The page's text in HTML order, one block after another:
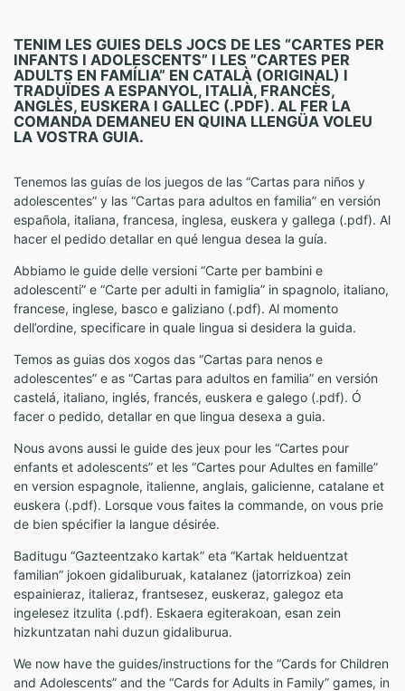
TENIM LES GUIES DELS JOCS DE LES “CARTES PER
INFANTS I ADOLESCENTS” I LES ”CARTES PER
ADULTS EN FAMÍLIA” EN CATALÀ (ORIGINAL) I
TRADUÏDES A ESPANYOL, ITALIÀ, FRANCÈS,
ANGLÈS, EUSKERA I GALLEC (.PDF). AL FER LA
COMANDA DEMANEU EN QUINA LLENGÜA VOLEU
LA VOSTRA GUIA.
Tenemos las guías de los juegos de las “Cartas para niños y
adolescentes” y las “Cartas para adultos en familia” en versión
española, italiana, francesa, inglesa, euskera y gallega (.pdf). Al
hacer el pedido detallar en qué lengua desea la guía.
Abbiamo le guide delle versioni “Carte per bambini e
adolescenti” e “Carte per adulti in famiglia” in spagnolo, italiano,
francese, inglese, basco e galiziano (.pdf). Al momento
dell’ordine, specificare in quale lingua si desidera la guida.
Temos as guias dos xogos das “Cartas para nenos e
adolescentes” e as “Cartas para adultos en familia” en versión
castelá, italiano, inglés, francés, euskera e galego (.pdf). Ó
facer o pedido, detallar en que lingua desexa a guia.
Nous avons aussi le guide des jeux pour les “Cartes pour
enfants et adolescents” et les “Cartes pour Adultes en famille”
en version espagnole, italienne, anglais, galicienne, catalane et
euskera (.pdf). Lorsque vous faites la commande, on vous prie
de bien spécifier la langue désirée.
Baditugu “Gazteentzako kartak” eta “Kartak helduentzat
familian” jokoen gidaliburuak, katalanez (jatorrizkoa) zein
espainieraz, italieraz, frantsesez, euskeraz, galegoz eta
ingelesez itzulita (.pdf). Eskaera egiterakoan, esan zein
hizkuntzatan nahi duzun gidaliburua.
We now have the guides/instructions for the “Cards for Children
and Adolescents” and the “Cards for Adults in Family” games, in